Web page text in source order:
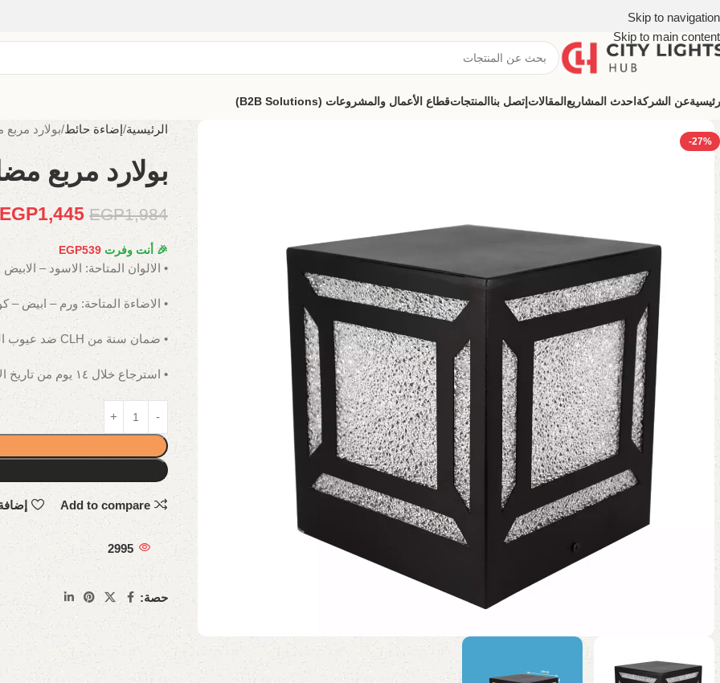
Skip to navigation
Skip to main content
عن الشركة احدث المشاريع المقالات إتصل بنا المنتجاتقطاع الأعمال والمشروعات (B2B Solutions)
-27%
الرئيسية إضاءة حائط بولارد
بولارد مربع
EGP1,984
EGP1,445
🎉 أنت وفرت EGP539
• الالوان المتاحة: الاسود – الابيض
• الاضاءة المتاحة: ورم – ابيض –
• ضمان سنة من CLH ضد عيوب الصناعة.
• استرجاع خلال ١٤ يوم من تاريخ الاستلام.
Add to compare
2995
حصة: